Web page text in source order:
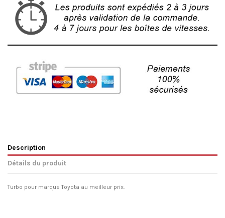
Description
Détails du produit
Turbo pour marque Toyota au meilleur prix.